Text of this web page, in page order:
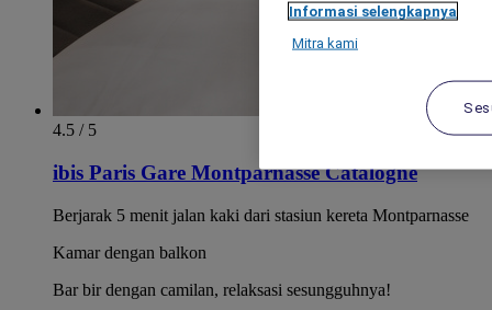
4.5 / 5
ibis Paris Gare Montparnasse Catalogne
Berjarak 5 menit jalan kaki dari stasiun kereta Montparnasse
Kamar dengan balkon
Bar bir dengan camilan, relaksasi sesungguhnya!
Informasi selengkapnya
Mitra kami